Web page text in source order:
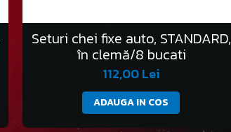
Seturi chei fixe auto, STANDARD,
în clemă/8 bucati
112,00 Lei
ADAUGA IN COS